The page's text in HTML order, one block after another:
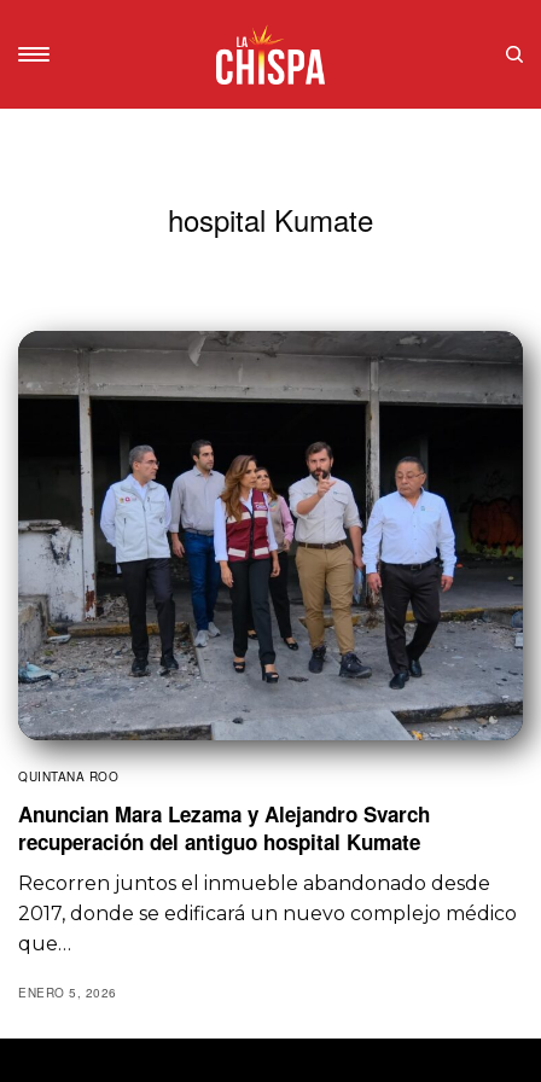
hospital Kumate
QUINTANA ROO
Anuncian Mara Lezama y Alejandro Svarch
recuperación del antiguo hospital Kumate
Recorren juntos el inmueble abandonado desde
2017, donde se edificará un nuevo complejo médico
que…
ENERO 5, 2026